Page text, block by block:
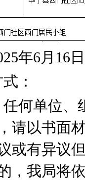
25年6月 16
：
何单位、
请以书面
或有异议
，我局将